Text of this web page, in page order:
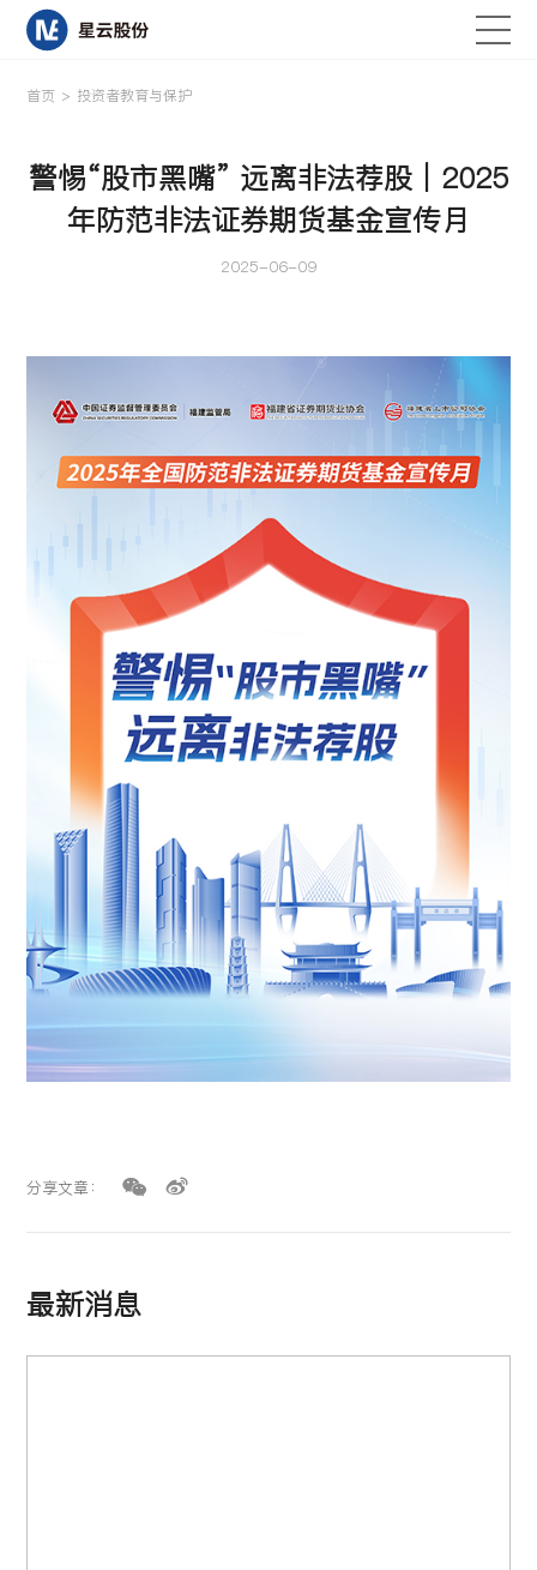
首页
产品中心
新闻资讯
渠道合作
投资者关系
联系星云
中文 / EN
首页 > 投资者教育与保护
警惕“股市黑嘴” 远离非法荐股｜2025
年防范非法证券期货基金宣传月
2025-06-09
分享文章：
最新消息